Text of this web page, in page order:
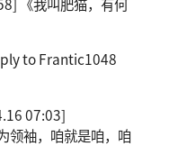
to Frantic1048
07:03]
领袖，咱就是咱，咱